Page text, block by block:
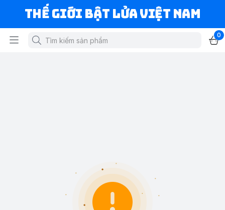
Thế Giới Bật Lửa Việt Nam
0